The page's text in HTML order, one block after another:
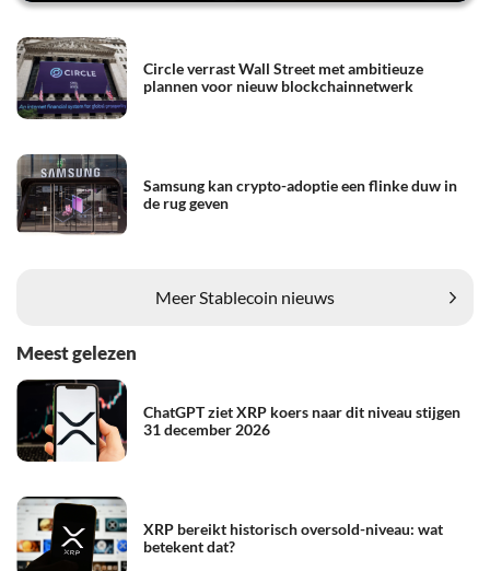
Circle verrast Wall Street met ambitieuze
plannen voor nieuw blockchainnetwerk
Samsung kan crypto-adoptie een flinke duw in
de rug geven
Meer Stablecoin nieuws
Meest gelezen
ChatGPT ziet XRP koers naar dit niveau stijgen
31 december 2026
XRP bereikt historisch oversold-niveau: wat
betekent dat?